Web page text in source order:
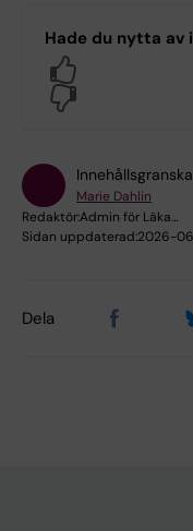
Hade du nytta av
Marie Dahlin
Redaktör:Admin för Läka…
Sidan uppdaterad:2026-
Dela